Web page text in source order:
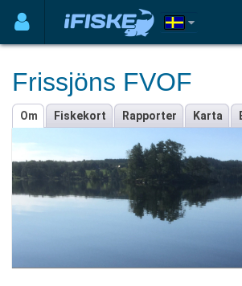
Frissjöns FVOF
Om Fiskekort Rapporter Karta